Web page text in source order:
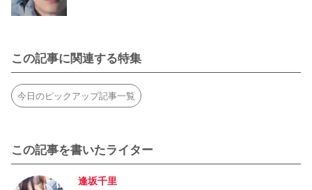
この記事に関連する特集
今日のピックアップ記事一覧
この記事を書いたライター
逢坂千里